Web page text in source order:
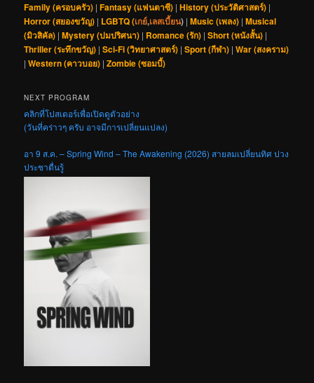
Family (ครอบครัว) |Fantasy (แฟนตาซี) |History (ประวัติศาสตร์) |
Horror (สยองขวัญ) | LGBTQ (เกย์,เลสเบี้ยน) |Music (เพลง) |Musical
(มิวสิคัล) |Mystery (ปมปริศนา) | Romance (รัก) |Short (หนังสั้น) |
Thriller (ระทึกขวัญ) |Sci-Fi (วิทยาศาสตร์) |Sport (กีฬา) |War (สงคราม)
|Western (คาวบอย) |Zombie (ซอมบี้)
NEXT PROGRAM
คลิกที่โปสเตอร์เพื่อเปิดดูตัวอย่าง
(วันที่คร่าวๆ ครับ อาจมีการเปลี่ยนแปลง)
อา 9 ส.ค. – Spring Wind – The Awakening (2026) สายลมเปลี่ยนทิศ ปวง
ประชาตื่นรู้